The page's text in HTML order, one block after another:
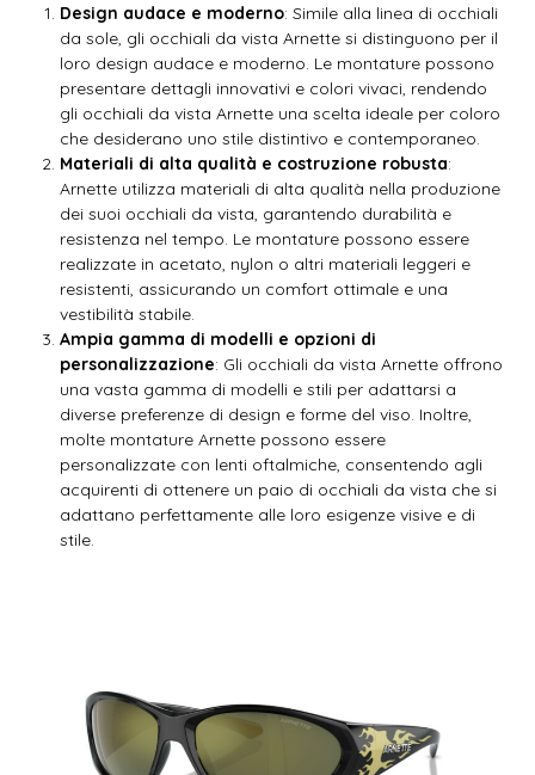
Design audace e moderno: Simile alla linea di occhiali
da sole, gli occhiali da vista Arnette si distinguono per il
loro design audace e moderno. Le montature possono
presentare dettagli innovativi e colori vivaci, rendendo
gli occhiali da vista Arnette una scelta ideale per coloro
che desiderano uno stile distintivo e contemporaneo.
Materiali di alta qualità e costruzione robusta:
Arnette utilizza materiali di alta qualità nella produzione
dei suoi occhiali da vista, garantendo durabilità e
resistenza nel tempo. Le montature possono essere
realizzate in acetato, nylon o altri materiali leggeri e
resistenti, assicurando un comfort ottimale e una
vestibilità stabile.
Ampia gamma di modelli e opzioni di
personalizzazione: Gli occhiali da vista Arnette offrono
una vasta gamma di modelli e stili per adattarsi a
diverse preferenze di design e forme del viso. Inoltre,
molte montature Arnette possono essere
personalizzate con lenti oftalmiche, consentendo agli
acquirenti di ottenere un paio di occhiali da vista che si
adattano perfettamente alle loro esigenze visive e di
stile.